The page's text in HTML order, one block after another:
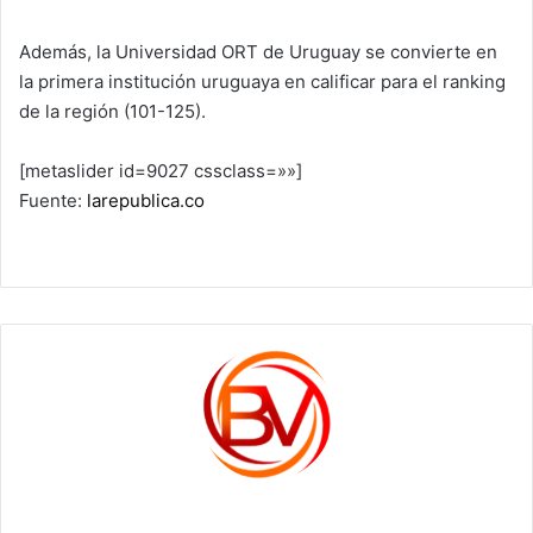
Además, la Universidad ORT de Uruguay se convierte en
la primera institución uruguaya en calificar para el ranking
de la región (101-125).
[metaslider id=9027 cssclass=»»]
Fuente: larepublica.co